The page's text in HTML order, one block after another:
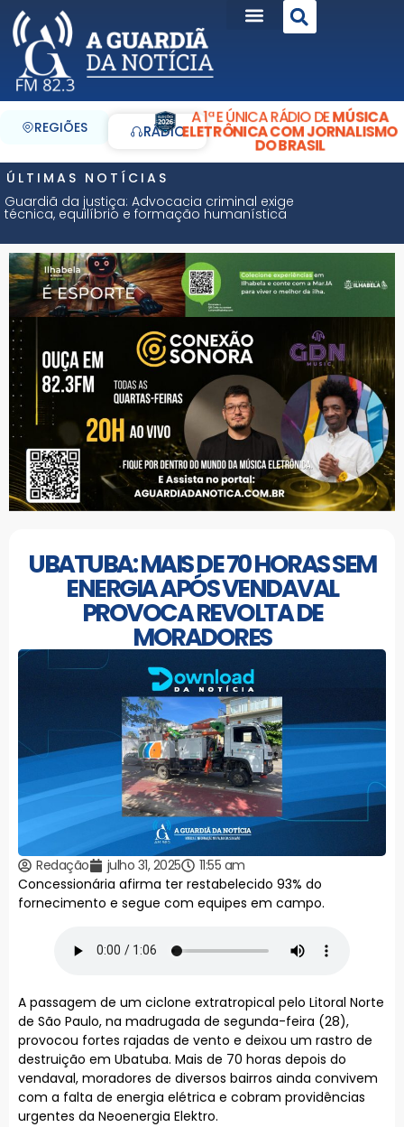
REGIÕES RÁDIO
A 1ª E ÚNICA RÁDIO DEMÚSICA
ELETRÔNICA COM JORNALISMO
DO BRASIL
ÚLTIMAS NOTÍCIAS
Guardiã da justiça: Advocacia criminal exige
técnica, equilíbrio e formação humanística
UBATUBA: MAIS DE 70 HORAS SEM
ENERGIA APÓS VENDAVAL
PROVOCA REVOLTA DE
MORADORES
Redação julho 31, 2025
11:55 am
Concessionária afirma ter restabelecido 93% do
fornecimento e segue com equipes em campo.
A passagem de um ciclone extratropical pelo Litoral Norte
de São Paulo, na madrugada de segunda-feira (28),
provocou fortes rajadas de vento e deixou um rastro de
destruição em Ubatuba. Mais de 70 horas depois do
vendaval, moradores de diversos bairros ainda convivem
com a falta de energia elétrica e cobram providências
urgentes da Neoenergia Elektro.